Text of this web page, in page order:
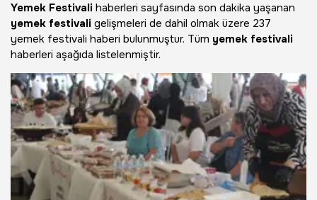
Yemek Festivali haberleri sayfasında son dakika yaşanan
yemek festivali gelişmeleri de dahil olmak üzere 237
yemek festivali haberi bulunmuştur. Tüm yemek festivali
haberleri aşağıda listelenmiştir.